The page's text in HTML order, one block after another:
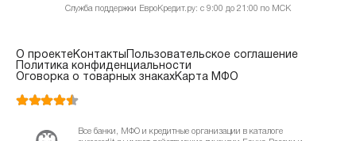
Служба поддержки ЕвроКредит.ру: с 9:00 до 21:00 по МСК
О проектеКонтакты
Пользовательское соглашение
Политика конфиденциальности
Оговорка о товарных знакахКарта МФО
Все банки, МФО и кредитные организации в каталоге